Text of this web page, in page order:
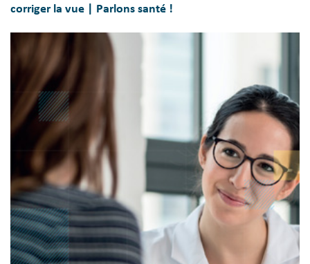
corriger la vue | Parlons santé !